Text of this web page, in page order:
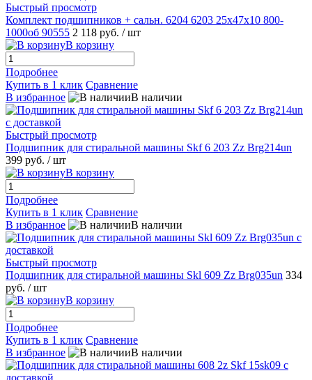
Быстрый просмотр
Комплект подшипников + сальн. 6204 6203 25x47x10 800-
1000об 90555 2 118 руб. / шт
В корзину
Подробнее
Купить в 1 клик Сравнение
В избранное
В наличии
Быстрый просмотр
Подшипник для стиральной машины Skf 6 203 Zz Brg214un
399 руб. / шт
В корзину
Подробнее
Купить в 1 клик Сравнение
В избранное
В наличии
Быстрый просмотр
Подшипник для стиральной машины Skl 609 Zz Brg035un 334
руб. / шт
В корзину
Подробнее
Купить в 1 клик Сравнение
В избранное
В наличии